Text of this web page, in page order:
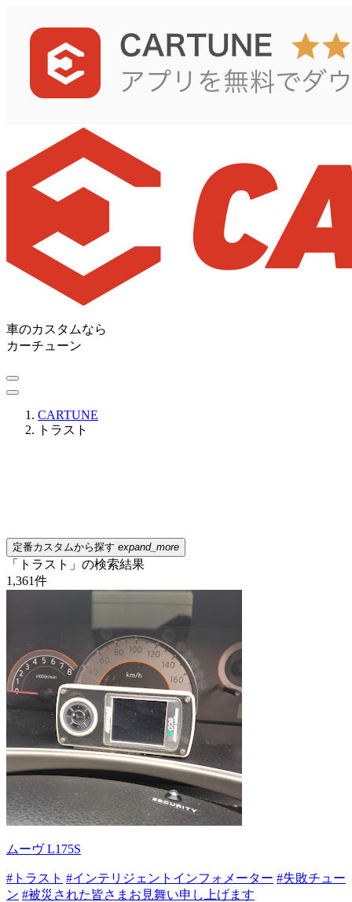
車のカスタムなら
カーチューン
CARTUNE
トラスト
定番カスタムから探す expand_more
「トラスト」の検索結果
1,361件
ムーヴ L175S
#トラスト #インテリジェントインフォメーター #失敗チュー
ン #被災された皆さまお見舞い申し上げます